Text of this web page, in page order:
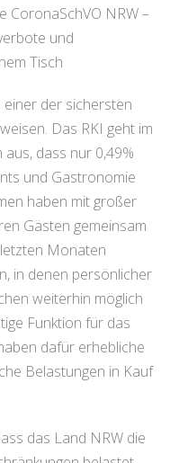
CoronaSchVO NRW –
und
Tisch
der sichersten
Das RKI geht im
dass nur 0,49%
und Gastronomie
haben mit großer
Gästen gemeinsam
Monaten
in denen persönlicher
weiterhin möglich
Funktion für das
dafür erhebliche
Belastungen in Kauf
das Land NRW die